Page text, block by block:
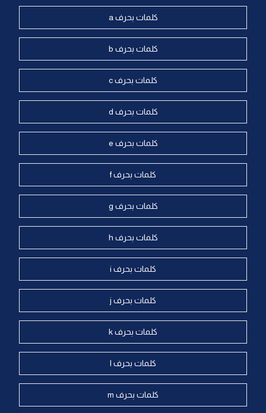
كلمات بحرف a
كلمات بحرف b
كلمات بحرف c
كلمات بحرف d
كلمات بحرف e
كلمات بحرف f
كلمات بحرف g
كلمات بحرف h
كلمات بحرف i
كلمات بحرف j
كلمات بحرف k
كلمات بحرف l
كلمات بحرف m